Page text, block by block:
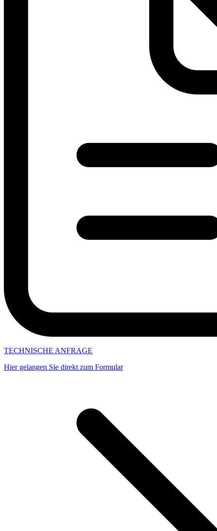
TECHNISCHE ANFRAGE
Hier gelangen Sie direkt zum Formular